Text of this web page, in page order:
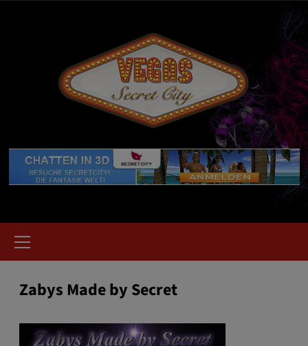
Menü
Zabys Made by Secret